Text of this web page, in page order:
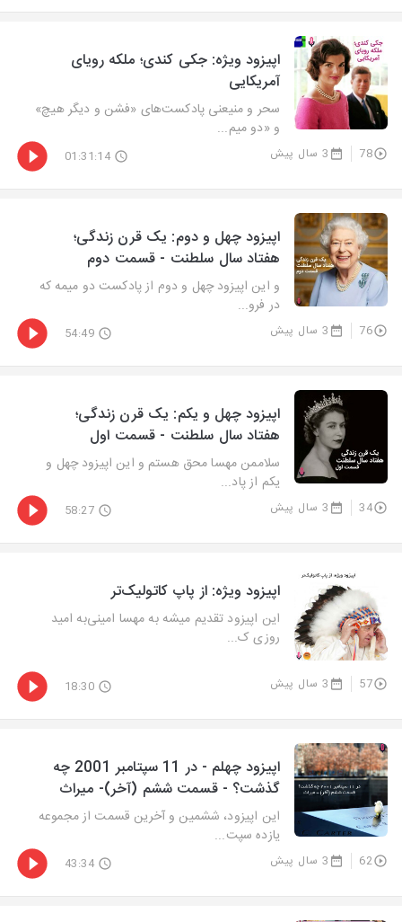
اپیزود ویژه: جکی کندی؛ ملکه رویای
آمریکایی
سحر و منیعنی پادکست‌های «فشن و دیگر هیچ»
و «دو میم...
78 3 سال پیش 01:31:14
اپیزود چهل و دوم: یک قرن زندگی؛
هفتاد سال سلطنت - قسمت دوم
و این اپیزود چهل و دوم از پادکست دو میمه که
در فرو...
76 3 سال پیش 54:49
اپیزود چهل و یکم: یک قرن زندگی؛
هفتاد سال سلطنت - قسمت اول
سلاممن مهسا محق هستم و این اپیزود چهل و
یکم از پاد...
34 3 سال پیش 58:27
اپیزود ویژه: از پاپ کاتولیک‌تر
این اپیزود تقدیم میشه به مهسا امینی‌به امید
روزی ک...
57 3 سال پیش 18:30
اپیزود چهلم - در 11 سپتامبر 2001 چه
گذشت؟ - قسمت ششم (آخر)- میراث
این اپیزود، ششمین و آخرین قسمت از مجموعه
یازده سپت...
62 3 سال پیش 43:34